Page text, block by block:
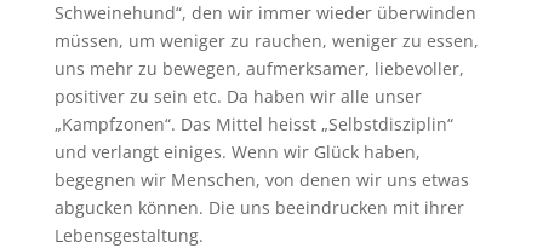
Schweinehund“, den wir immer wieder überwinden
müssen, um weniger zu rauchen, weniger zu essen,
uns mehr zu bewegen, aufmerksamer, liebevoller,
positiver zu sein etc. Da haben wir alle unser
„Kampfzonen“. Das Mittel heisst „Selbstdisziplin“
und verlangt einiges. Wenn wir Glück haben,
begegnen wir Menschen, von denen wir uns etwas
abgucken können. Die uns beeindrucken mit ihrer
Lebensgestaltung.